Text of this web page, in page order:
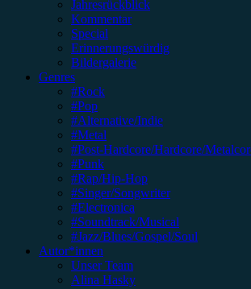
Jahresrückblick
Kommentar
Special
Erinnerungswürdig
Bildergalerie
Genres
#Rock
#Pop
#Alternative/Indie
#Metal
#Post-Hardcore/Hardcore/
#Punk
#Rap/Hip-Hop
#Singer/Songwriter
#Electronica
#Soundtrack/Musical
#Jazz/Blues/Gospel/Soul
Autor*innen
Unser Team
Alina Hasky